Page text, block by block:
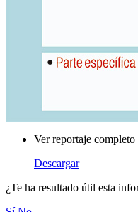
Ver reportaje
Descargar
¿Te ha resultado útil esta